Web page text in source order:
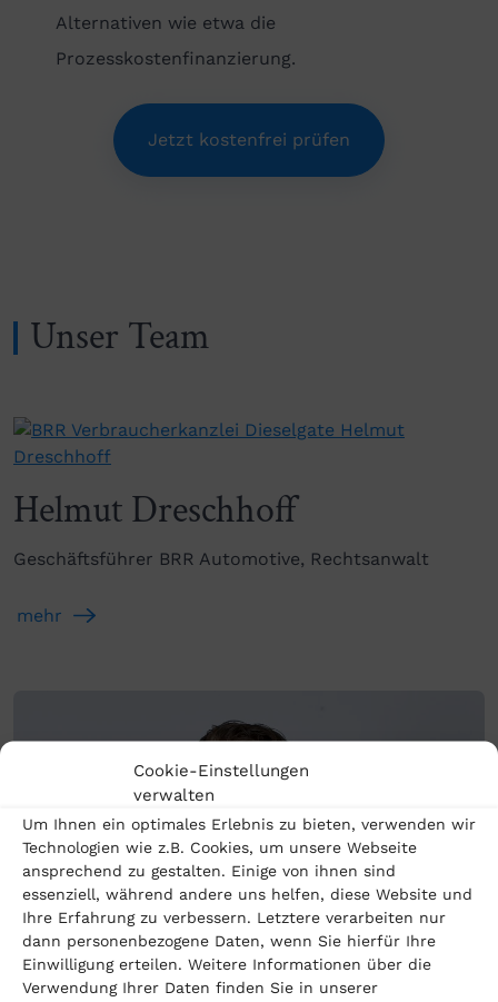
Cookie-Einstellungen
verwalten
Um Ihnen ein optimales Erlebnis zu bieten, verwenden wir
Technologien wie z.B. Cookies, um unsere Webseite
ansprechend zu gestalten. Einige von ihnen sind
essenziell, während andere uns helfen, diese Website und
Ihre Erfahrung zu verbessern. Letztere verarbeiten nur
dann personenbezogene Daten, wenn Sie hierfür Ihre
Einwilligung erteilen. Weitere Informationen über die
Verwendung Ihrer Daten finden Sie in unserer
Alternativen wie etwa die
Prozesskostenfinanzierung.
Jetzt kostenfrei prüfen
Unser Team
Helmut Dreschhoff
Geschäftsführer BRR Automotive, Rechtsanwalt
mehr